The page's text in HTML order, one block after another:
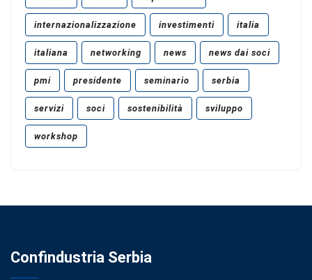
internazionalizzazione investimenti italia
italiana networking news news dai soci
pmi presidente seminario serbia
servizi soci sostenibilità sviluppo
workshop
Confindustria Serbia